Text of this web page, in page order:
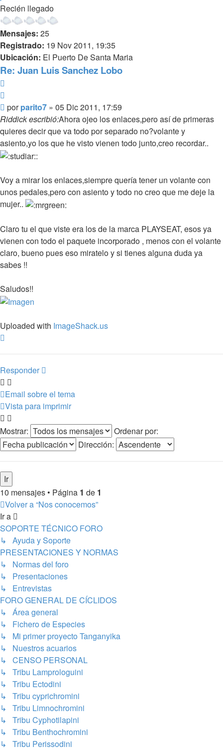
Recién llegado
Mensajes: 25
Registrado: 19 Nov 2011, 19:35
Ubicación: El Puerto De Santa Maria
Re: Juan Luis Sanchez Lobo
Mensaje
porparito7 » 05 Dic 2011, 17:59
Riddick escribió:Ahora ojeo los enlaces,pero así de primeras
quieres decir que va todo por separado no?volante y
asiento,yo los que he visto vienen todo junto,creo recordar..
Voy a mirar los enlaces,siempre quería tener un volante con
unos pedales,pero con asiento y todo no creo que me deje la
mujer..
Claro tu el que viste era los de la marca PLAYSEAT, esos ya
vienen con todo el paquete incorporado , menos con el volante
claro, bueno pues eso miratelo y si tienes alguna duda ya
sabes !!
Saludos!!
Uploaded with ImageShack.us
Responder
Email sobre el tema
Vista para imprimir
Mostrar:
Ordenar por:
Dirección:
10 mensajes • Página 1 de 1
Volver a “Nos conocemos”
Ir a
SOPORTE TÉCNICO FORO
↳ Ayuda y Soporte
PRESENTACIONES Y NORMAS
↳ Normas del foro
↳ Presentaciones
↳ Entrevistas
FORO GENERAL DE CÍCLIDOS
↳ Área general
↳ Fichero de Especies
↳ Mi primer proyecto Tanganyika
↳ Nuestros acuarios
↳ CENSO PERSONAL
↳ Tribu Lamprologuini
↳ Tribu Ectodini
↳ Tribu cyprichromini
↳ Tribu Limnochromini
↳ Tribu Cyphotilapini
↳ Tribu Benthochromini
↳ Tribu Perissodini